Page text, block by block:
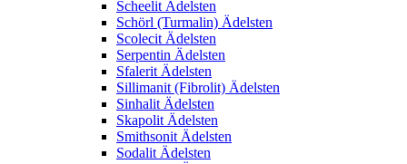
Scheelit Ädelsten
Schörl (Turmalin) Ädelsten
Scolecit Ädelsten
Serpentin Ädelsten
Sfalerit Ädelsten
Sillimanit (Fibrolit) Ädelsten
Sinhalit Ädelsten
Skapolit Ädelsten
Smithsonit Ädelsten
Sodalit Ädelsten